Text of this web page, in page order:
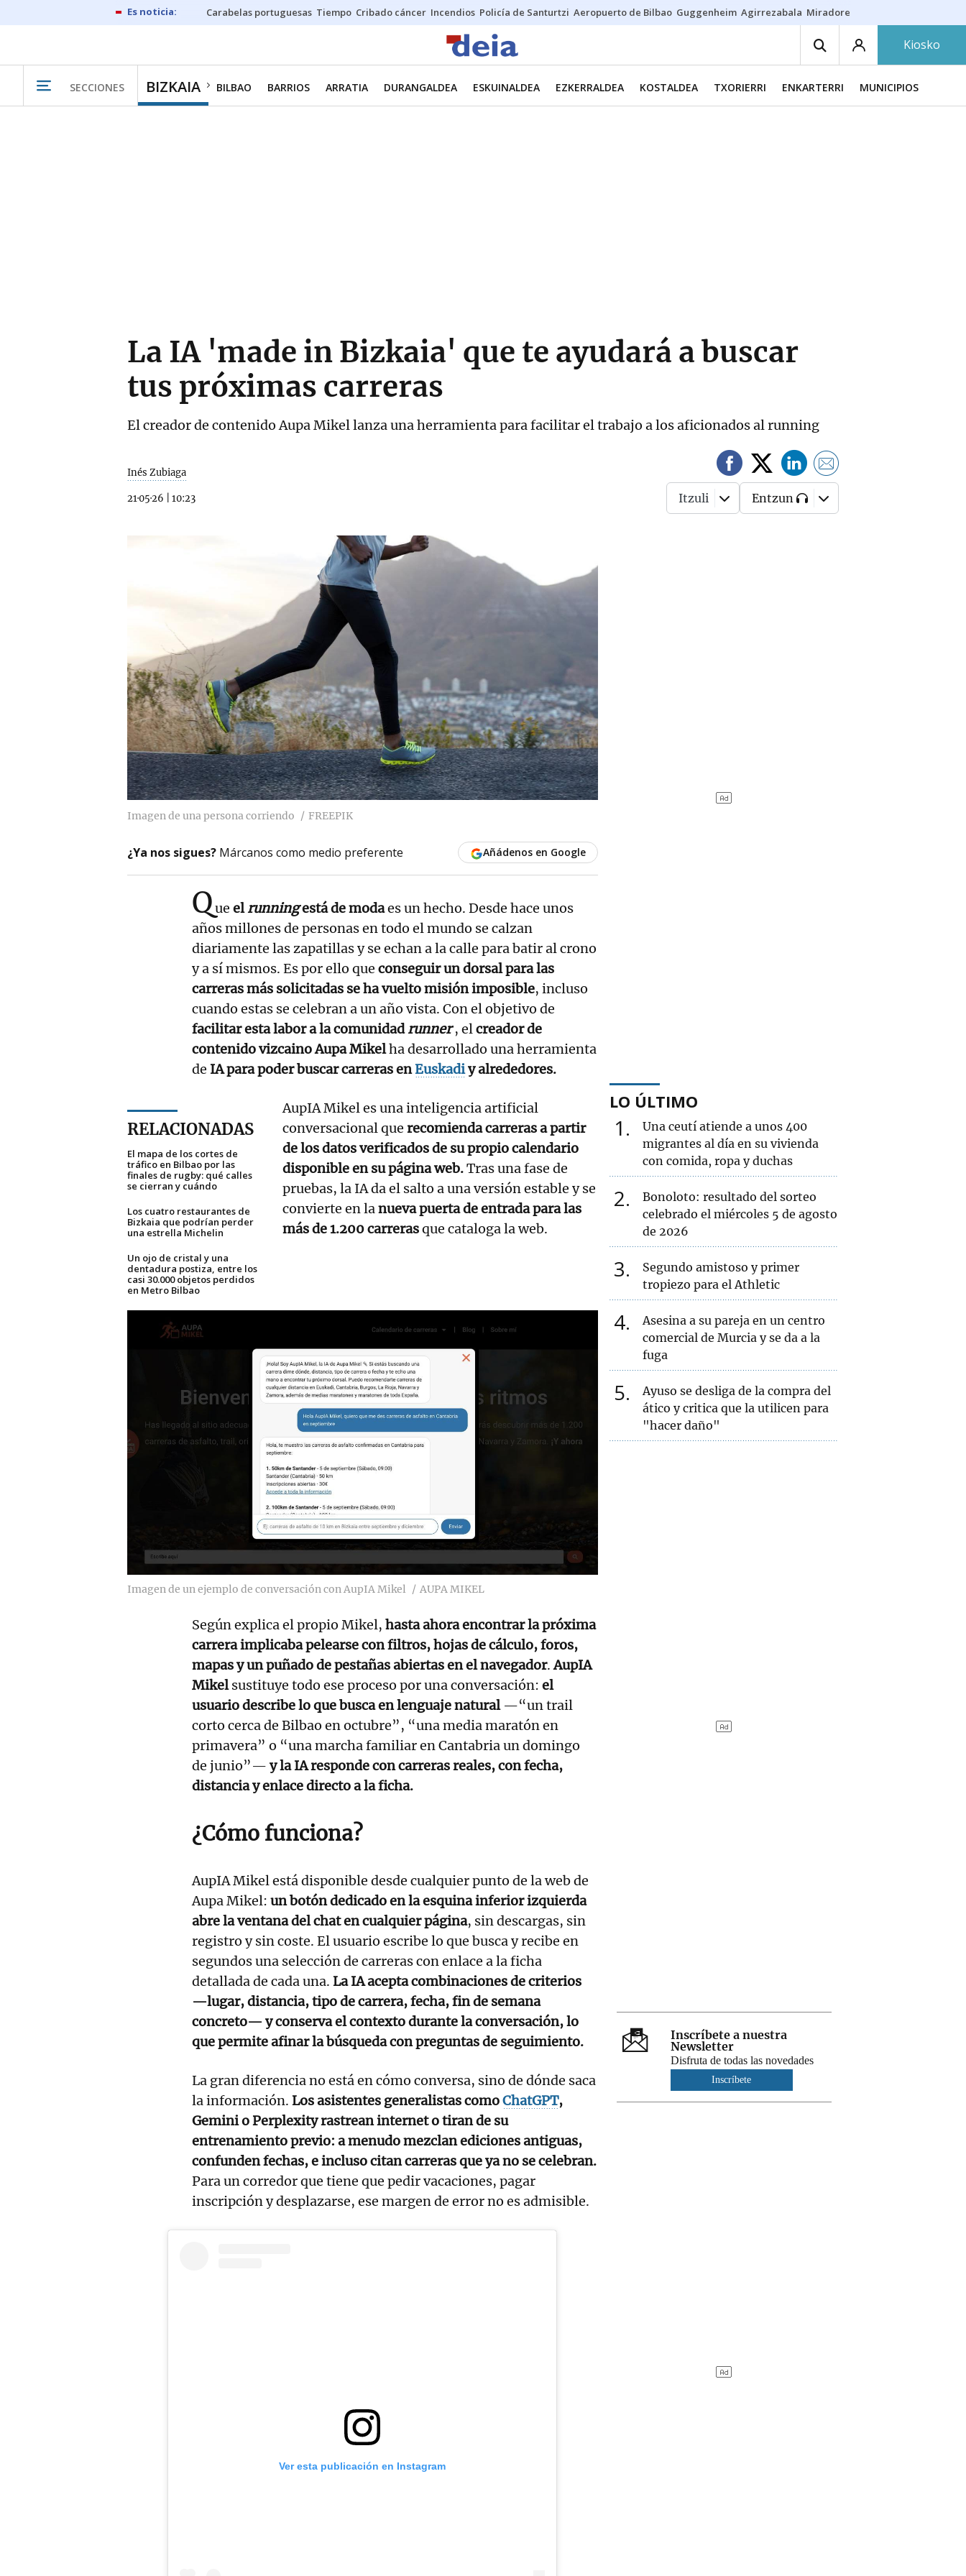
Carabelas portuguesas Tiempo Cribado cáncer Incendios Policía de Santurtzi Aeropuerto de Bilbao Guggenheim Agirrezabala Miradores en Bilbao
Kiosko
SECCIONES BIZKAIA BILBAO BARRIOS ARRATIA DURANGALDEA ESKUINALDEA EZKERRALDEA KOSTALDEA TXORIERRI ENKARTERRI MUNICIPIOS
La IA 'made in Bizkaia' que te ayudará a buscar
tus próximas carreras
El creador de contenido Aupa Mikel lanza una herramienta para facilitar el trabajo a los aficionados al running
Inés Zubiaga
21·05·26 10:23 Itzuli Entzun
Imagen de una persona corriendo FREEPIK
¿Ya nos sigues? Márcanos como medio preferente Añádenos en Google
Que elrunningestá de modaes un hecho. Desde hace unos
años millones de personas en todo el mundo se calzan
diariamente las zapatillas y se echan a la calle para batir al crono
y a sí mismos. Es por ello que conseguir un dorsal para las
carreras más solicitadas se ha vuelto misión imposible, incluso
cuando estas se celebran a un año vista. Con el objetivo de
facilitar esta labor a la comunidadrunner , elcreador de
contenido vizcaino Aupa Mikelha desarrollado una herramienta
de IA para poder buscar carreras enEuskadiy alrededores.
RELACIONADAS
El mapa de los cortes de
tráfico en Bilbao por las
finales de rugby: qué calles
se cierran y cuándo
Los cuatro restaurantes de
Bizkaia que podrían perder
una estrella Michelin
Un ojo de cristal y una
dentadura postiza, entre los
casi 30.000 objetos perdidos
en Metro Bilbao
AupIA Mikel es una inteligencia artificial
conversacional querecomienda carreras a partir
de los datos verificados de su propio calendario
disponible en su página web.Tras una fase de
pruebas, la IA da el salto a una versión estable y se
convierte en lanueva puerta de entrada para las
más de 1.200 carrerasque cataloga la web.
Imagen de un ejemplo de conversación con AupIA Mikel AUPA MIKEL
Según explica el propio Mikel, hasta ahora encontrar la próxima
carrera implicaba pelearse con filtros, hojas de cálculo, foros,
mapas y un puñado de pestañas abiertas en el navegador.AupIA
Mikelsustituye todo ese proceso por una conversación: el
usuario describe lo que busca en lenguaje natural—“un trail
corto cerca de Bilbao en octubre”, “una media maratón en
primavera” o “una marcha familiar en Cantabria un domingo
de junio”— y la IA responde con carreras reales, con fecha,
distancia y enlace directo a la ficha.
¿Cómo funciona?
AupIA Mikel está disponible desde cualquier punto de la web de
Aupa Mikel: un botón dedicado en la esquina inferior izquierda
abre la ventana del chat en cualquier página, sin descargas, sin
registro y sin coste. El usuario escribe lo que busca y recibe en
segundos una selección de carreras con enlace a la ficha
detallada de cada una. La IA acepta combinaciones de criterios
—lugar, distancia, tipo de carrera, fecha, fin de semana
concreto— y conserva el contexto durante la conversación, lo
que permite afinar la búsqueda con preguntas de seguimiento.
La gran diferencia no está en cómo conversa, sino de dónde saca
la información. Los asistentes generalistas comoChatGPT,
Gemini o Perplexity rastrean internet o tiran de su
entrenamiento previo: a menudo mezclan ediciones antiguas,
confunden fechas, e incluso citan carreras que ya no se celebran.
Para un corredor que tiene que pedir vacaciones, pagar
inscripción y desplazarse, ese margen de error no es admisible.
Ver esta publicación en Instagram
LO ÚLTIMO
1
Una ceutí atiende a unos 400
migrantes al día en su vivienda
con comida, ropa y duchas
2
Bonoloto: resultado del sorteo
celebrado el miércoles 5 de agosto
de 2026
3
Segundo amistoso y primer
tropiezo para el Athletic
4
Asesina a su pareja en un centro
comercial de Murcia y se da a la
fuga
5
Ayuso se desliga de la compra del
ático y critica que la utilicen para
"hacer daño"
Inscríbete a nuestra
Newsletter
Disfruta de todas las novedades
Inscríbete